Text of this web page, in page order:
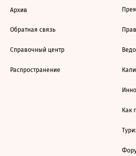
Архив
Обратная связь
Справочный центр
Распространение
Как